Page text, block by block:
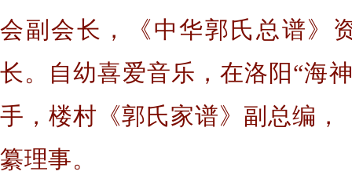
会副会长，《中华郭氏总谱》
长。自幼喜爱音乐，在洛阳“海
手，楼村《郭氏家谱》副总编，
纂理事。